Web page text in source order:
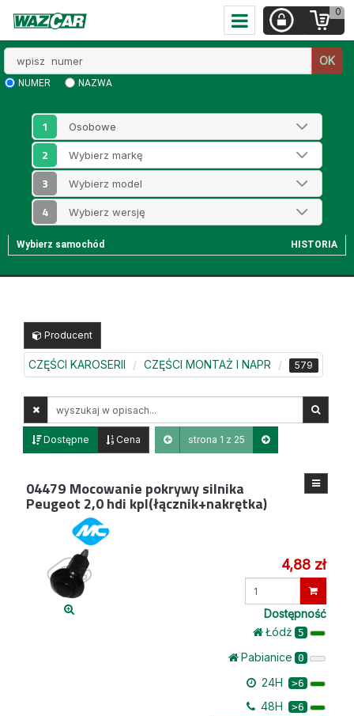
0
numer
OK
NUMER NAZWA
1
2
3
4
Wybierz samochód HISTORIA
Producent
CZĘŚCI KAROSERII CZĘŚCI MONTAŻ I NAPR 579
opisach
Dostępne Cena strona 1 z 25
04479 Mocowanie pokrywy silnika
Peugeot 2,0 hdi kpl(łącznik+nakrętka)
4,88 zł
Dostępność
Łódż 5
Pabianice 0
24H >6
48H >6